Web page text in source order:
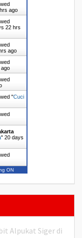
ago
22 hrs
ago
"Cuci
" 20 days
ON
Alpukat Siger di